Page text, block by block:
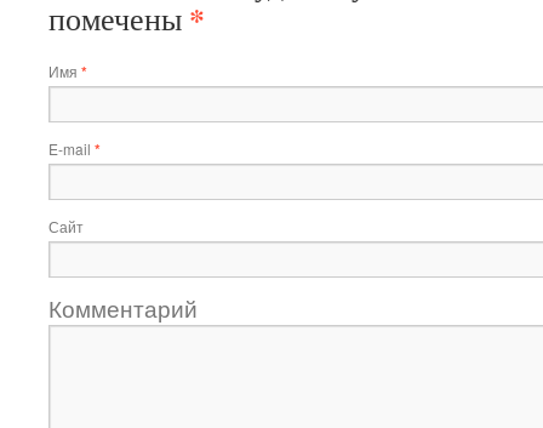
помечены *
Имя *
E-mail *
Сайт
Комментарий